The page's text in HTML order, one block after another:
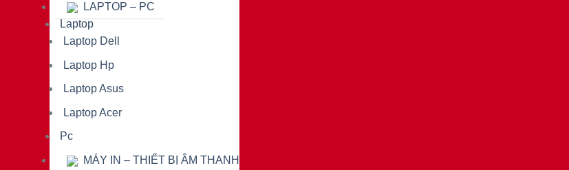
LAPTOP – PC
Laptop
Laptop Dell
Laptop Hp
Laptop Asus
Laptop Acer
Pc
MÁY IN – THIẾT BỊ ÂM THANH